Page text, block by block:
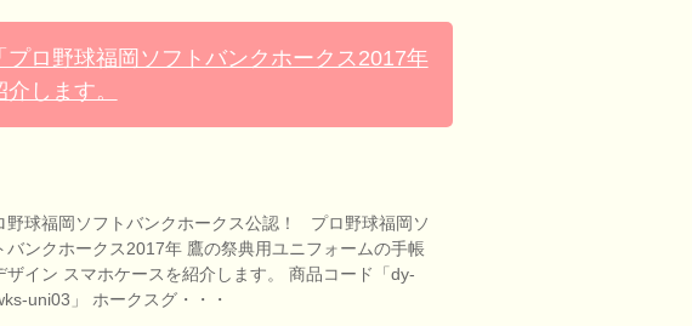
ロ野球福岡ソフトバンクホークス2017年
します。
野球福岡ソフトバンクホークス公認！ プロ野球福岡ソ
バンクホークス2017年 鷹の祭典用ユニフォームの手帳
ザイン スマホケースを紹介します。 商品コード「dy-
uni03」 ホークスグ・・・